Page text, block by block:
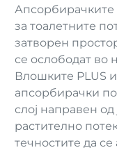
за тоалетните
затворен
се ослободат во
Влошките PLUS
апсорбирачки
слој направен
растително
течностите да